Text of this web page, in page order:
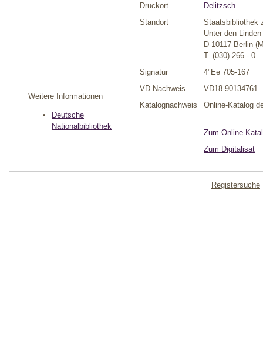
Weitere Informationen
Deutsche
Nationalbibliothek
Druckort
Delitzsch
Standort
Staatsbibliothek
Unter den Linden
D-10117 Berlin
T. (030) 266 - 0
Signatur
4"Ee 705-167
VD-Nachweis
VD18 90134761
Katalognachweis
Online-Katalog
Zum Online-
Zum Digitalisat
Registersuche